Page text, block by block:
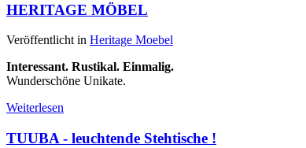
HERITAGE MÖBEL
Veröffentlicht in Heritage Moebel
Interessant. Rustikal. Einmalig.
Wunderschöne Unikate.
Weiterlesen
TUUBA - leuchtende Stehtische !